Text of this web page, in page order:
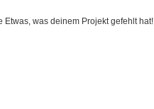
was deinem Projekt gefehlt hat!